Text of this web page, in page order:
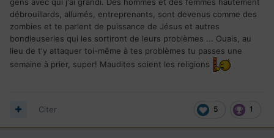
gens avec qui j'ai grandi. Des hommes et des femmes hautement
débrouillards, allumés, entreprenants, sont devenus comme des
zombies et te parlent de puissance de Jésus et autres
bondieuseries qui les sortiront de leurs problèmes ... Ouais, au
lieu de t'y attaquer toi-même à tes problèmes tu passes une
semaine à prier, super! Maudites soient les religions
5 1
Citer